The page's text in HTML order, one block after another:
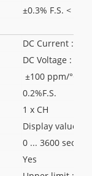
±0.3% F.S. <
DC Current : 0
DC Voltage : 0 ...
±100 ppm/°C
0.2%F.S.
1 x CH
Display value or
0 ... 3600 sec
Yes